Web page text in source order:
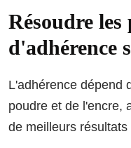
Résoudre les
d'adhérence
L'adhérence dépend
poudre et de l'encre,
de meilleurs résultats